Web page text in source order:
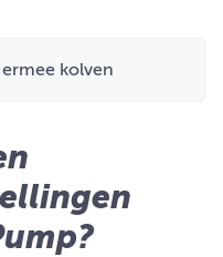
kolven